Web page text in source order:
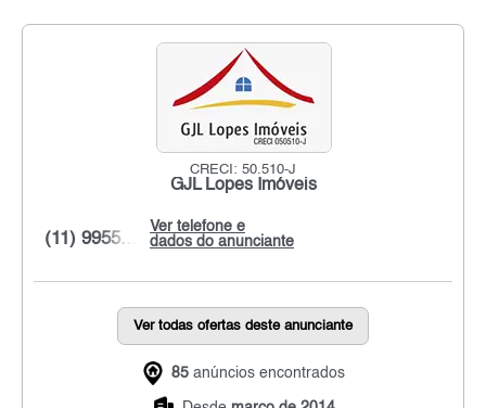
CRECI: 50.510-J
GJL Lopes Imóveis
Ver telefone e
dados do anunciante
(11) 9955...
Ver todas ofertas deste anunciante
85 anúncios encontrados